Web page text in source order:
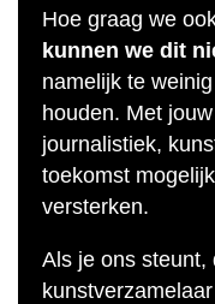
Hoe graag we
kunnen we dit
namelijk te
houden. Met
journalistiek,
toekomst
versterken.
Als je ons steunt,